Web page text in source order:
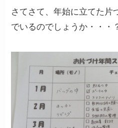
さてさて、年始に立てた片
でいるのでしょうか・・・